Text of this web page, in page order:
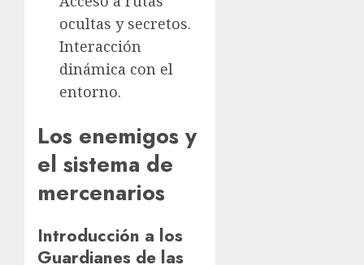
ocultas y secretos.
Interacción
dinámica con el
entorno.
Los enemigos y
el sistema de
mercenarios
Introducción a los
Guardianes de las